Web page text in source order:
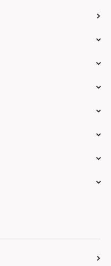
生
ザ小松
修理センター
梅田地下（うめち
天王寺ミオ
大前